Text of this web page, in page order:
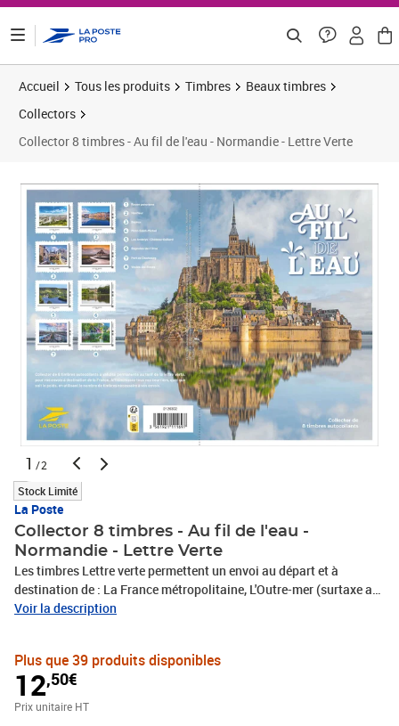
Accueil Tous les produits Timbres
Beaux timbres
Collectors
Collector 8 timbres - Au fil de l'eau - Normandie - Lettre Verte
1 /2
Stock Limité
La Poste
Collector 8 timbres - Au fil de l'eau -
Normandie - Lettre Verte
Les timbres Lettre verte permettent un envoi au départ et à
destination de : La France métropolitaine, L'Outre-mer (surtaxe au-
delà de 100g), Andorre et Monaco. Le Client est informé qu’il
service client par la rubrique «Aide et Contact» sur le Site ou en
envoyant le formulaire de rétractation figurant en annexe 1 des
CGV par voie postale : Service Client Internet - La Boutique - 99
Voir la description
Plus que 39 produits disponibles
12,50€
Prix unitaire HT